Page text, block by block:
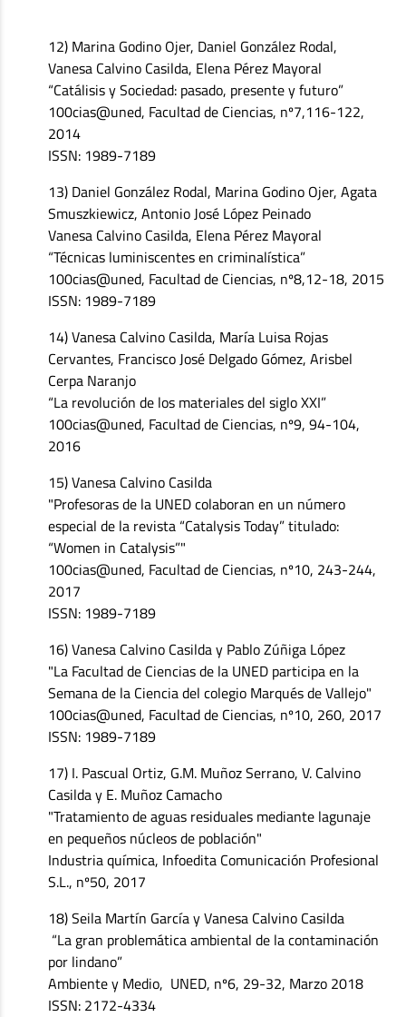
12) Marina Godino Ojer, Daniel González Rodal,
Vanesa Calvino Casilda, Elena Pérez Mayoral
“Catálisis y Sociedad: pasado, presente y futuro”
100cias@uned, Facultad de Ciencias, nº7,116-122,
2014
ISSN: 1989-7189
13) Daniel González Rodal, Marina Godino Ojer, Agata
Smuszkiewicz, Antonio José López Peinado
Vanesa Calvino Casilda, Elena Pérez Mayoral
“Técnicas luminiscentes en criminalística”
100cias@uned, Facultad de Ciencias, nº8,12-18, 2015
ISSN: 1989-7189
14) Vanesa Calvino Casilda, María Luisa Rojas
Cervantes, Francisco José Delgado Gómez, Arisbel
Cerpa Naranjo
“La revolución de los materiales del siglo XXI”
100cias@uned, Facultad de Ciencias, nº9, 94-104,
2016
15) Vanesa Calvino Casilda
"Profesoras de la UNED colaboran en un número
especial de la revista “Catalysis Today” titulado:
“Women in Catalysis”"
100cias@uned, Facultad de Ciencias, nº10, 243-244,
2017
ISSN: 1989-7189
16) Vanesa Calvino Casilda y Pablo Zúñiga López
"La Facultad de Ciencias de la UNED participa en la
Semana de la Ciencia del colegio Marqués de Vallejo"
100cias@uned, Facultad de Ciencias, nº10, 260, 2017
ISSN: 1989-7189
17) I. Pascual Ortiz, G.M. Muñoz Serrano, V. Calvino
Casilda y E. Muñoz Camacho
"Tratamiento de aguas residuales mediante lagunaje
en pequeños núcleos de población"
Industria química, Infoedita Comunicación Profesional
S.L., nº50, 2017
18) Seila Martín García y Vanesa Calvino Casilda
“La gran problemática ambiental de la contaminación
por lindano”
Ambiente y Medio, UNED, nº6, 29-32, Marzo 2018
ISSN: 2172-4334